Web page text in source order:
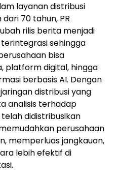
layanan distribusi
70 tahun, PR
rilis berita menjadi
sehingga
bisa
platform digital, hingga
berbasis AI. Dengan
distribusi yang
analisis terhadap
didistribusikan
perusahaan
memperluas jangkauan,
lebih efektif di